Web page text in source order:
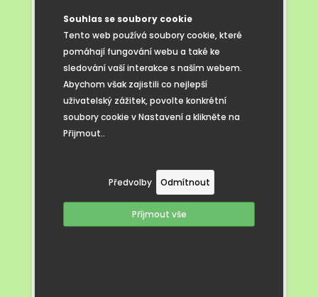
Souhlas se soubory cookie
Tento web používá soubory cookie, které
pomáhají fungování webu a také ke
sledování vaší interakce s naším webem.
Abychom však zajistili co nejlepší
uživatelský zážitek, povolte konkrétní
soubory cookie v Nastavení a klikněte na
Přijmout..
Předvolby Odmítnout
Příjmout vše
a naše žáky chválíme za úctyhodný
turistický výkon.